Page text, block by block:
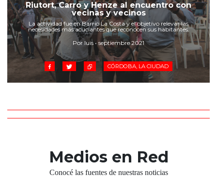
Cruz del Eje
Corredor de Ansenuza
La Carlota y zona
Laboulaye y sur
Bell Ville
Río Tercero
Despeñaderos
Riutort, Carro y Henze al encuentro con
vecinas y vecinos
La actividad fue en Barrio La Costa y el objetivo relevar las
necesidades más acuciantes que reconocen sus habitantes.
Por luis • septiembre 2021
CÓRDOBA, LA CIUDAD
Medios en Red
Conocé las fuentes de nuestras noticias